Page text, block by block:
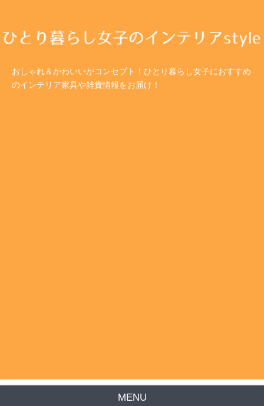
おしゃれ＆かわいいがコンセプト！ひとり暮らし女子におすすめ
のインテリア家具や雑貨情報をお届け！
MENU